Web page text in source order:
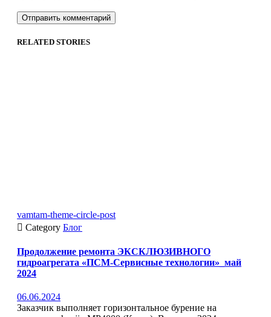
RELATED STORIES
vamtam-theme-circle-post
 Category Блог
Продолжение ремонта ЭКСКЛЮЗИВНОГО
гидроагрегата «ПСМ-Сервисные технологии»_май
2024
06.06.2024
Заказчик выполняет горизонтальное бурение на